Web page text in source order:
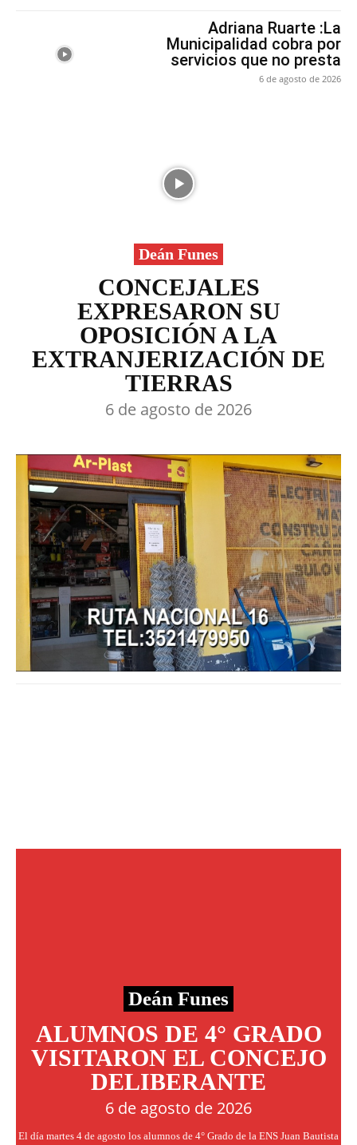
Adriana Ruarte :La
Municipalidad cobra por
servicios que no presta
6 de agosto de 2026
Deán Funes
CONCEJALES
EXPRESARON SU
OPOSICIÓN A LA
EXTRANJERIZACIÓN DE
TIERRAS
6 de agosto de 2026
Deán Funes
ALUMNOS DE 4° GRADO
VISITARON EL CONCEJO
DELIBERANTE
6 de agosto de 2026
El día martes 4 de agosto los alumnos de 4° Grado de la ENS Juan Bautista